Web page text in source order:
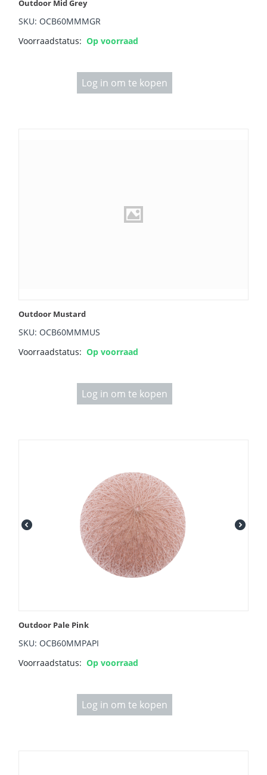
Outdoor Mid Grey
SKU: OCB60MMMGR
Voorraadstatus: Op voorraad
Log in om te kopen
Outdoor Mustard
SKU: OCB60MMMUS
Voorraadstatus: Op voorraad
Log in om te kopen
Outdoor Pale Pink
SKU: OCB60MMPAPI
Voorraadstatus: Op voorraad
Log in om te kopen